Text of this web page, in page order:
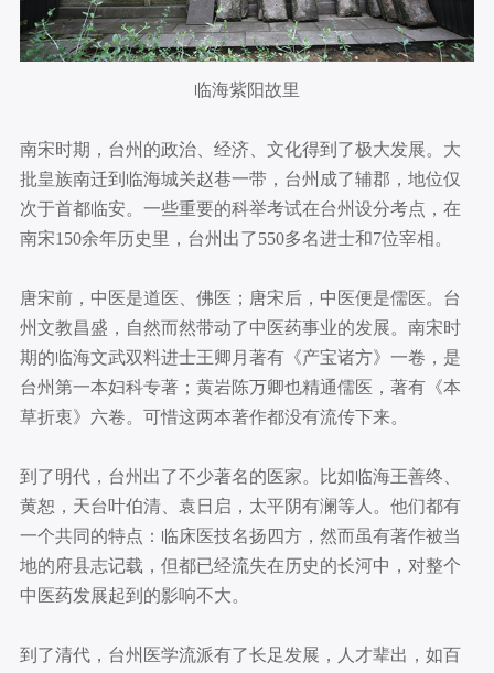
临海紫阳故里
南宋时期，台州的政治、经济、文化得到了极大发展。大
批皇族南迁到临海城关赵巷一带，台州成了辅郡，地位仅
次于首都临安。一些重要的科举考试在台州设分考点，在
南宋150余年历史里，台州出了550多名进士和7位宰相。
唐宋前，中医是道医、佛医；唐宋后，中医便是儒医。台
州文教昌盛，自然而然带动了中医药事业的发展。南宋时
期的临海文武双料进士王卿月著有《产宝诸方》一卷，是
台州第一本妇科专著；黄岩陈万卿也精通儒医，著有《本
草折衷》六卷。可惜这两本著作都没有流传下来。
到了明代，台州出了不少著名的医家。比如临海王善终、
黄恕，天台叶伯清、袁日启，太平阴有澜等人。他们都有
一个共同的特点：临床医技名扬四方，然而虽有著作被当
地的府县志记载，但都已经流失在历史的长河中，对整个
中医药发展起到的影响不大。
到了清代，台州医学流派有了长足发展，人才辈出，如百